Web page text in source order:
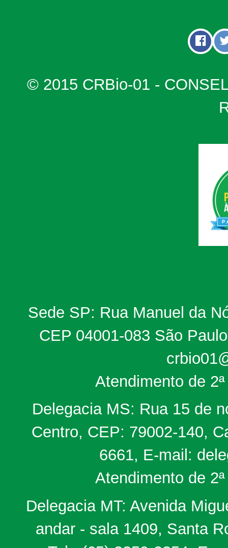
© 2015 CRBio-01 -
Sede SP: Rua Manuel da
CEP 04001-083 São
Atendimento de
Delegacia MS: Rua 15 de
Centro, CEP: 79002-140,
6661, E-mail:
Atendimento de
Delegacia MT: Avenida
andar - sala 1409, Santa